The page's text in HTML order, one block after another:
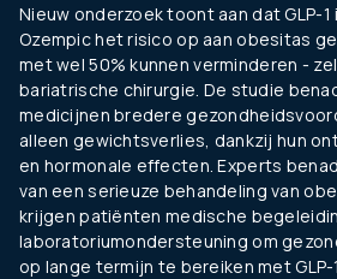
Nieuw onderzoek toont aan dat GLP-
Ozempic het risico op aan obesitas
met wel 50% kunnen verminderen -
bariatrische chirurgie. De studie
medicijnen bredere
alleen gewichtsverlies, dankzij hun
en hormonale effecten. Experts
van een serieuze behandeling van
krijgen patiënten medische
laboratoriumondersteuning om
op lange termijn te bereiken met